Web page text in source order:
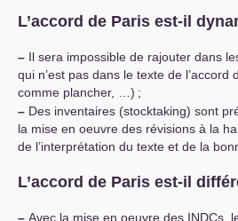
L’accord de Paris est-il
– Il sera impossible de rajouter dans
qui n’est pas dans le texte de l’accord
comme plancher, …) ;
– Des inventaires (stocktaking) sont
la mise en oeuvre des révisions à la
de l’interprétation du texte et de la
L’accord de Paris est-il
– Avec la mise en oeuvre des INDCs,